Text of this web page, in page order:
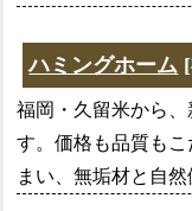
ハミングホーム
福岡・久留米から
す。価格も品質も
まい、無垢材と自